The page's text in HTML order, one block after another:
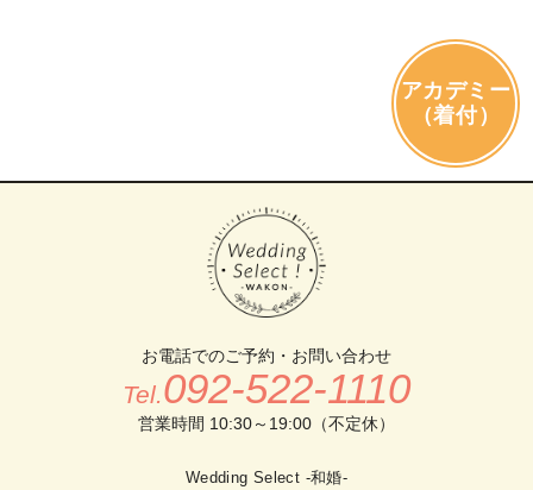
アカデミー
（着付）
お電話でのご予約・お問い合わせ
Tel.092-522-1110
営業時間 10:30～19:00（不定休）
Wedding Select -和婚-